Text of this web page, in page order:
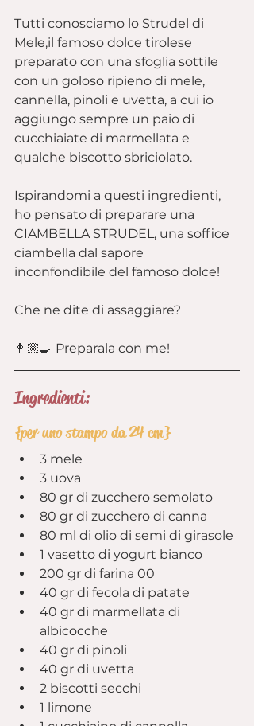
Tutti conosciamo lo Strudel di
Mele,il famoso dolce tirolese
preparato con una sfoglia sottile
con un goloso ripieno di mele,
cannella, pinoli e uvetta, a cui io
aggiungo sempre un paio di
cucchiaiate di marmellata e
qualche biscotto sbriciolato.
Ispirandomi a questi ingredienti,
ho pensato di preparare una
CIAMBELLA STRUDEL, una soffice
ciambella dal sapore
inconfondibile del famoso dolce!
Che ne dite di assaggiare?
👩🏼‍🍳 Preparala con me!
Ingredienti:
{per uno stampo da 24 cm}
3 mele
3 uova
80 gr di zucchero semolato
80 gr di zucchero di canna
80 ml di olio di semi di girasole
1 vasetto di yogurt bianco
200 gr di farina 00
40 gr di fecola di patate
40 gr di marmellata di
albicocche
40 gr di pinoli
40 gr di uvetta
2 biscotti secchi
1 limone